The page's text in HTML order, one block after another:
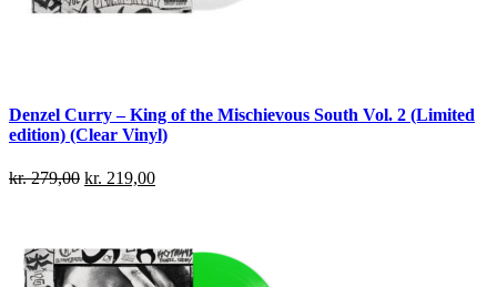
Denzel Curry – King of the Mischievous South Vol. 2 (Limited
edition) (Clear Vinyl)
kr.279,00 kr. 219,00